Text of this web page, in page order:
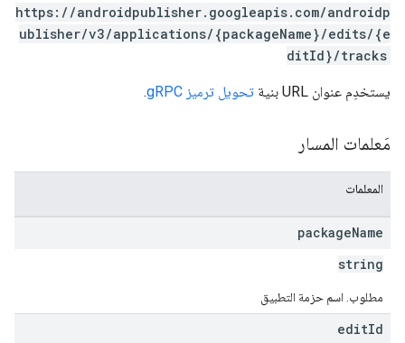
https://androidpublisher.googleapis.com/androidp
ublisher/v3/applications/{packageName}/edits/{e
ditId}/tracks
يستخدِم عنوان URL بنية تحويل ترميز gRPC .
مَعلمات المسار
المعلمات
packageName
string
مطلوب. اسم حزمة التطبيق
editId